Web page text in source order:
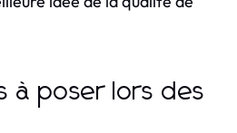
à poser lors des